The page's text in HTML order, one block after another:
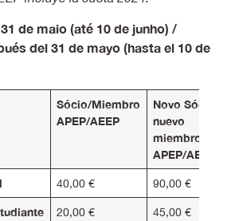
de maio (até 10 de junho) /
del 31 de mayo (hasta el 10 de
Sócio/Miembro
APEP/AEEP
Novo Sócio/
nuevo
miembro
APEP/AEEP*
40,00 € 90,00 €
20,00 € 45,00 €